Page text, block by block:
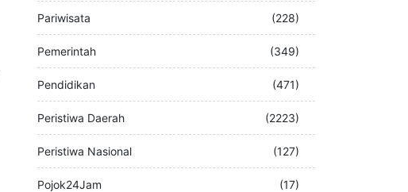
Organisasi (187)
Pariwisata (228)
Pemerintah (349)
Pendidikan (471)
Peristiwa Daerah (2223)